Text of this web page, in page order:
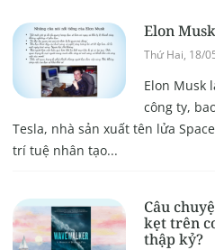
Elon
Thứ Hai, 18/
Elon Musk
công ty,
Tesla, nhà sản xuất tên lửa
trí tuệ nhân tạo...
Câu
kẹt trên
thập kỷ?